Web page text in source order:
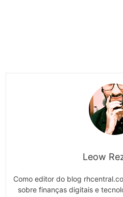
Leow
Como editor do blog
sobre finanças digitais e